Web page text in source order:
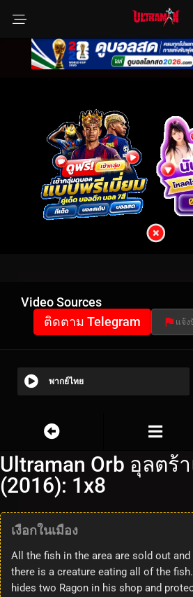
Video Sources
ติดตาม Telegram แจ้
พากย์ไทย
Ultraman Orb อุลตร้
(2016): 1x8
เงือกในเมือง
All the fish in the area are sold out and
there is a creature eating all of the
hides two Ragon in his shop and